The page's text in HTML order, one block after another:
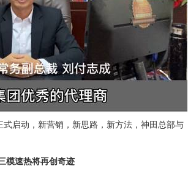
启动，新营销，新思路，新方法，神田总部与
速热将再创奇迹